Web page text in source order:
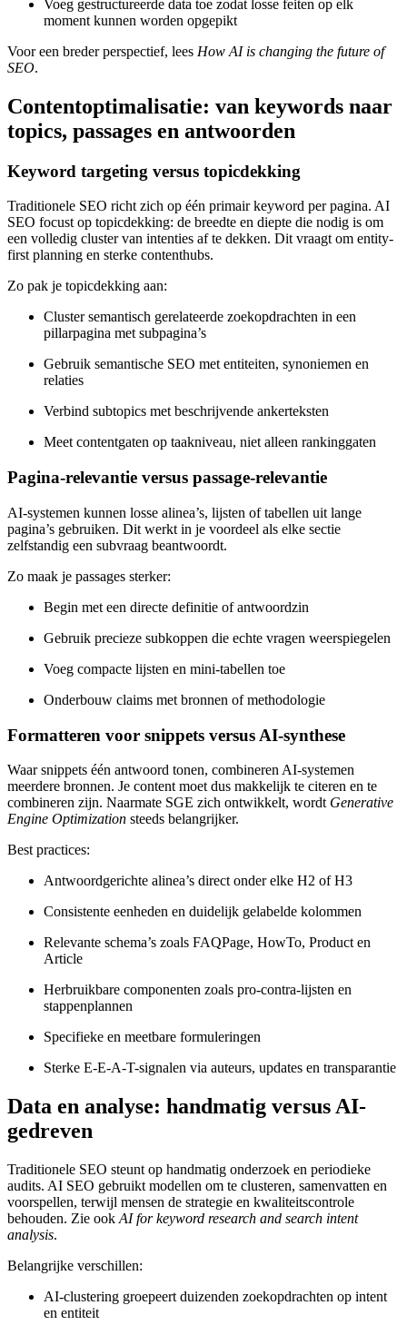
Voeg gestructureerde data toe zodat losse feiten op elk
moment kunnen worden opgepikt
Voor een breder perspectief, lees How AI is changing the future of
SEO.
Contentoptimalisatie: van keywords naar
topics, passages en antwoorden
Keyword targeting versus topicdekking
Traditionele SEO richt zich op één primair keyword per pagina. AI
SEO focust op topicdekking: de breedte en diepte die nodig is om
een volledig cluster van intenties af te dekken. Dit vraagt om entity-
first planning en sterke contenthubs.
Zo pak je topicdekking aan:
Cluster semantisch gerelateerde zoekopdrachten in een
pillarpagina met subpagina’s
Gebruik semantische SEO met entiteiten, synoniemen en
relaties
Verbind subtopics met beschrijvende ankerteksten
Meet contentgaten op taakniveau, niet alleen rankinggaten
Pagina-relevantie versus passage-relevantie
AI-systemen kunnen losse alinea’s, lijsten of tabellen uit lange
pagina’s gebruiken. Dit werkt in je voordeel als elke sectie
zelfstandig een subvraag beantwoordt.
Zo maak je passages sterker:
Begin met een directe definitie of antwoordzin
Gebruik precieze subkoppen die echte vragen weerspiegelen
Voeg compacte lijsten en mini-tabellen toe
Onderbouw claims met bronnen of methodologie
Formatteren voor snippets versus AI-synthese
Waar snippets één antwoord tonen, combineren AI-systemen
meerdere bronnen. Je content moet dus makkelijk te citeren en te
combineren zijn. Naarmate SGE zich ontwikkelt, wordt Generative
Engine Optimization steeds belangrijker.
Best practices:
Antwoordgerichte alinea’s direct onder elke H2 of H3
Consistente eenheden en duidelijk gelabelde kolommen
Relevante schema’s zoals FAQPage, HowTo, Product en
Article
Herbruikbare componenten zoals pro-contra-lijsten en
stappenplannen
Specifieke en meetbare formuleringen
Sterke E-E-A-T-signalen via auteurs, updates en transparantie
Data en analyse: handmatig versus AI-
gedreven
Traditionele SEO steunt op handmatig onderzoek en periodieke
audits. AI SEO gebruikt modellen om te clusteren, samenvatten en
voorspellen, terwijl mensen de strategie en kwaliteitscontrole
behouden. Zie ook AI for keyword research and search intent
analysis.
Belangrijke verschillen:
AI-clustering groepeert duizenden zoekopdrachten op intent
en entiteit